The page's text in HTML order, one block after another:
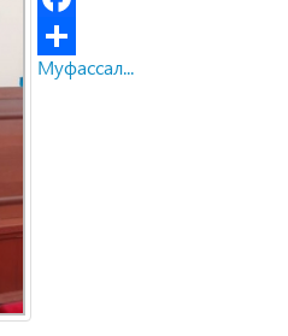
Facebook
Share
Муфассал...